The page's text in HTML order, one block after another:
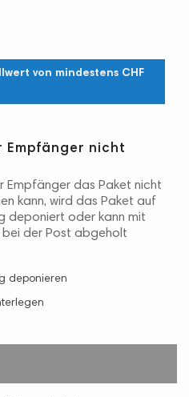
von mindestens CHF
Empfänger nicht
Empfänger das Paket nicht
kann, wird das Paket auf
deponiert oder kann mit
bei der Post abgeholt
deponieren